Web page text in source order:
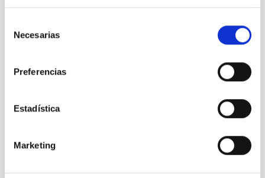
Necesarias
Preferencias
Estadística
Marketing
QUIJOTE Source Substractor Facility